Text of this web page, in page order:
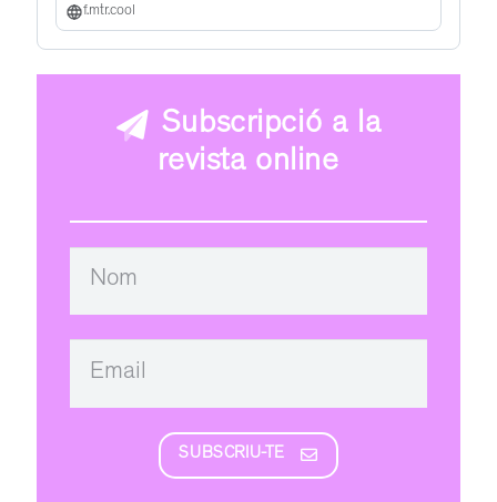
f.mtr.cool
Subscripció a la
revista online
SUBSCRIU-TE